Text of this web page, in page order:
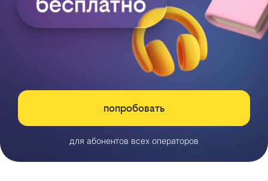
попробовать
для абонентов всех операторов